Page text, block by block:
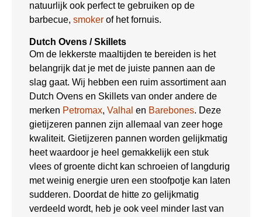
natuurlijk ook perfect te gebruiken op de
barbecue, smoker of het fornuis.
Dutch Ovens / Skillets
Om de lekkerste maaltijden te bereiden is het
belangrijk dat je met de juiste pannen aan de
slag gaat. Wij hebben een ruim assortiment aan
Dutch Ovens en Skillets van onder andere de
merken Petromax, Valhal en Barebones. Deze
gietijzeren pannen zijn allemaal van zeer hoge
kwaliteit. Gietijzeren pannen worden gelijkmatig
heet waardoor je heel gemakkelijk een stuk
vlees of groente dicht kan schroeien of langdurig
met weinig energie uren een stoofpotje kan laten
sudderen. Doordat de hitte zo gelijkmatig
verdeeld wordt, heb je ook veel minder last van